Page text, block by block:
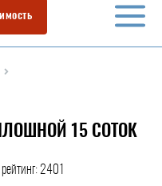
15 СОТОК
рейтинг: 2401